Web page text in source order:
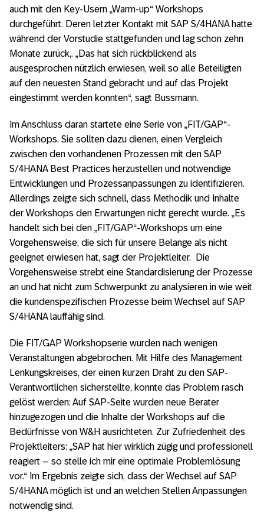
auch mit den Key-Usern „Warm-up“ Workshops
durchgeführt. Deren letzter Kontakt mit SAP S/4HANA hatte
während der Vorstudie stattgefunden und lag schon zehn
Monate zurück,. „Das hat sich rückblickend als
ausgesprochen nützlich erwiesen, weil so alle Beteiligten
auf den neuesten Stand gebracht und auf das Projekt
eingestimmt werden konnten“, sagt Bussmann.
Im Anschluss daran startete eine Serie von „FIT/GAP“-
Workshops. Sie sollten dazu dienen, einen Vergleich
zwischen den vorhandenen Prozessen mit den SAP
S/4HANA Best Practices herzustellen und notwendige
Entwicklungen und Prozessanpassungen zu identifizieren.
Allerdings zeigte sich schnell, dass Methodik und Inhalte
der Workshops den Erwartungen nicht gerecht wurde. „Es
handelt sich bei den „FIT/GAP“-Workshops um eine
Vorgehensweise, die sich für unsere Belange als nicht
geeignet erwiesen hat, sagt der Projektleiter. Die
Vorgehensweise strebt eine Standardisierung der Prozesse
an und hat nicht zum Schwerpunkt zu analysieren in wie weit
die kundenspezifischen Prozesse beim Wechsel auf SAP
S/4HANA lauffähig sind.
Die FIT/GAP Workshopserie wurden nach wenigen
Veranstaltungen abgebrochen. Mit Hilfe des Management
Lenkungskreises, der einen kurzen Draht zu den SAP-
Verantwortlichen sicherstellte, konnte das Problem rasch
gelöst werden: Auf SAP-Seite wurden neue Berater
hinzugezogen und die Inhalte der Workshops auf die
Bedürfnisse von W&H ausrichteten. Zur Zufriedenheit des
Projektleiters: „SAP hat hier wirklich zügig und professionell
reagiert – so stelle ich mir eine optimale Problemlösung
vor.“ Im Ergebnis zeigte sich, dass der Wechsel auf SAP
S/4HANA möglich ist und an welchen Stellen Anpassungen
notwendig sind.